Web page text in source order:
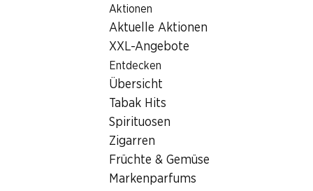
Aktionen
Aktuelle Aktionen
XXL-Angebote
Entdecken
Übersicht
Tabak Hits
Spirituosen
Zigarren
Früchte & Gemüse
Markenparfums
Filialsuche
Denner Filiale Grand Rue 43, 1337 Vallorbe
1337 Vallorbe
Grand Rue 43, 1337 Vallorbe